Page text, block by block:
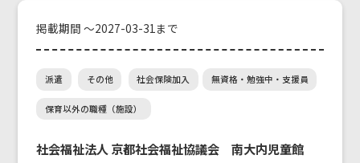
掲載期間 ～2027-03-31まで
派遣 その他 社会保険加入 無資格・勉強中・支援員
保育以外の職種（施設）
社会福祉法人 京都社会福祉協議会 南大内児童館